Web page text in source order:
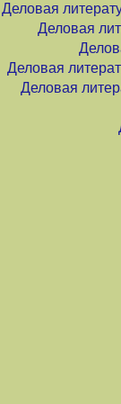
Деловая
Деловая
Деловая
Деловая